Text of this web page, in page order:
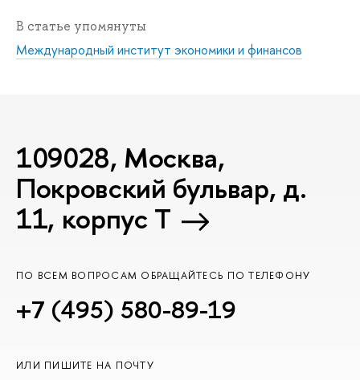
В статье упомянуты
Международный институт экономики и финансов
109028, Москва,
Покровский бульвар, д.
11, корпус T
ПО ВСЕМ ВОПРОСАМ ОБРАЩАЙТЕСЬ ПО ТЕЛЕФОНУ
+7 (495) 580-89-19
ИЛИ ПИШИТЕ НА ПОЧТУ